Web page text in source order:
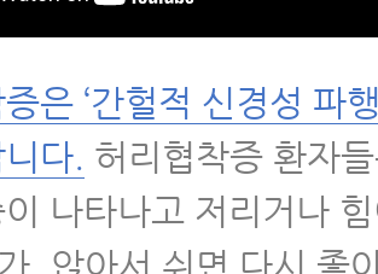
은 ‘간헐적 신경성 파
다. 허리협착증 환자
나타나고 저리거나
, 앉아서 쉬면 다시 좋